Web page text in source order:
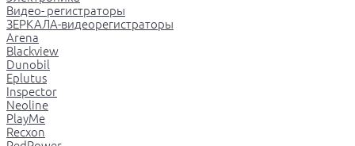
Видео- регистраторы
ЗЕРКАЛА-видеорегистраторы
Arena
Blackview
Dunobil
Eplutus
Inspector
Neoline
PlayMe
Recxon